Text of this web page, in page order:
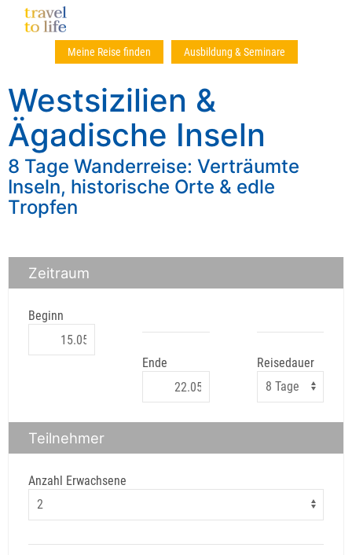
Meine Reise finden Ausbildung & Seminare
Westsizilien &
Ägadische Inseln
8 Tage Wanderreise: Verträumte
Inseln, historische Orte & edle
Tropfen
Zeitraum
Beginn
Ende Reisedauer
Teilnehmer
Anzahl Erwachsene